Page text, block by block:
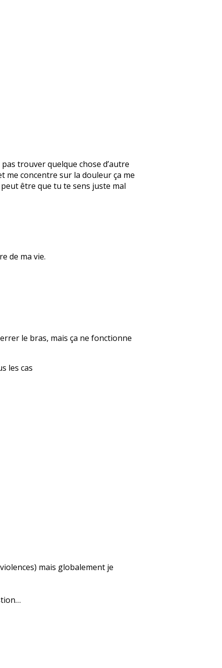
trouver quelque chose d’autre
me concentre sur la douleur ça me
être que tu te sens juste mal
de ma vie.
le bras, mais ça ne fonctionne
les cas
mais globalement je